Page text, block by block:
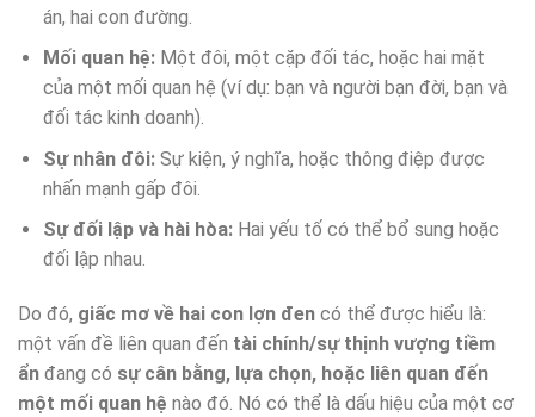
án, hai con đường.
Mối quan hệ:Một đôi, một cặp đối tác, hoặc hai mặt
của một mối quan hệ (ví dụ: bạn và người bạn đời, bạn và
đối tác kinh doanh).
Sự nhân đôi:Sự kiện, ý nghĩa, hoặc thông điệp được
nhấn mạnh gấp đôi.
Sự đối lập và hài hòa:Hai yếu tố có thể bổ sung hoặc
đối lập nhau.
Do đó, giấc mơ về hai con lợn đen có thể được hiểu là:
một vấn đề liên quan đến tài chính/sự thịnh vượng tiềm
ẩn đang có sự cân bằng, lựa chọn, hoặc liên quan đến
một mối quan hệ nào đó. Nó có thể là dấu hiệu của một cơ